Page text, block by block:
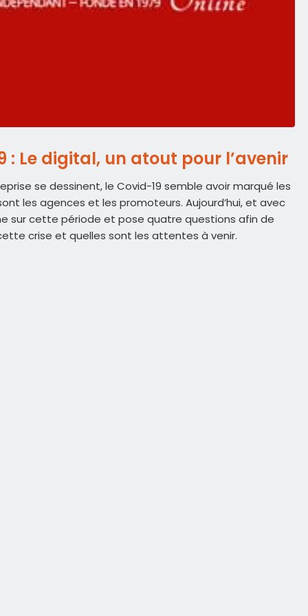
: Le digital, un atout pour l’avenir
se dessinent, le Covid-19 semble avoir marqué les
les agences et les promoteurs. Aujourd’hui, et avec
sur cette période et pose quatre questions afin de
crise et quelles sont les attentes à venir.